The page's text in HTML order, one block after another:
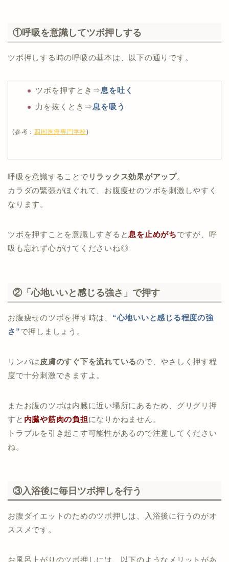
①呼吸を意識してツボ押しする
ツボ押しする時の呼吸の基本は、以下の通りです。
ツボを押すとき⇒息を吐く
力を抜くとき⇒息を吸う
(参考： 四国医療専門学校)
呼吸を意識することで リラックス効果がアップ。
カラダの緊張がほぐれて、お腹痩せのツボを刺激しやすく
なります。
ツボを押すことを意識しすぎると 息を止めがちですが、呼
吸も忘れず心がけてくださいね◎
②「心地いいと感じる強さ」で押す
お腹痩せのツボを押す時は、 “心地いいと感じる程度の強
さ”で押しましょう。
リンパは 皮膚のすぐ下を流れているので、やさしく押す程
度で十分刺激できますよ。
またお腹のツボは内臓に近い場所にあるため、グリグリ押
すと 内臓や筋肉の負担になりかねません。
トラブルを引き起こす可能性があるので注意してください
ね。
③入浴後に毎日ツボ押しを行う
お腹ダイエットのためのツボ押しは、入浴後に行うのがオ
ススメです。
お風呂上がりのツボ押しには、以下のようなメリットがあ